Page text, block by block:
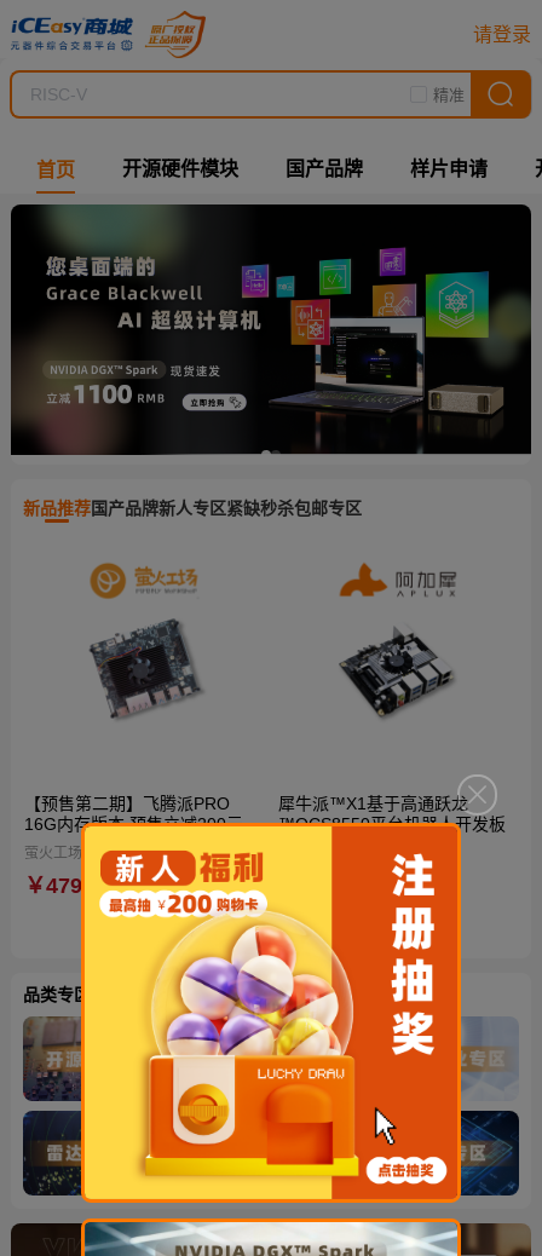
请登录
精准
首页 开源硬件模块 国产品牌 样片申请
新品推荐国产品牌新人专区紧缺秒杀包邮专区
【预售第二期】飞腾派PRO
16G内存版本 预售立减200元
到手仅4599元！再送定制电源
与散热风扇！国产自主可控AI开
源硬件
萤火工场（Firefly Workshop）
￥4799
犀牛派™X1基于高通跃龙
™QCS8550平台机器人开发板
品类专区